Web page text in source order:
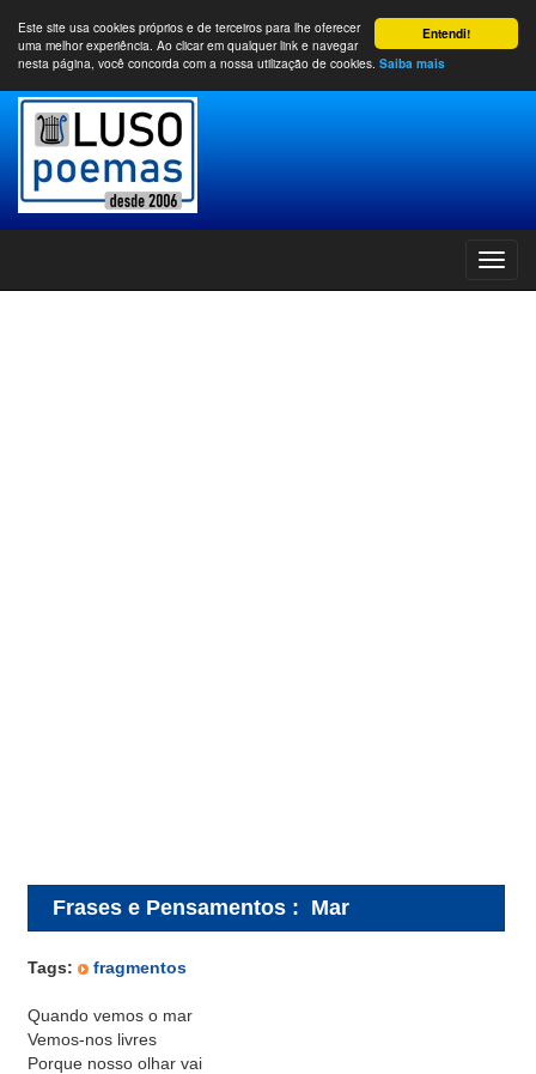
Entendi!
Este site usa cookies próprios e de terceiros para lhe oferecer
uma melhor experiência. Ao clicar em qualquer link e navegar
nesta página, você concorda com a nossa utilização de cookies. Saiba mais
Frases e Pensamentos : Mar
Tags: fragmentos
Quando vemos o mar
Vemos-nos livres
Porque nosso olhar vai